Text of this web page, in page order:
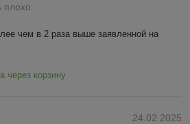
плохо
чем в 2 раза выше заявленной на
через корзину
24.02.2025